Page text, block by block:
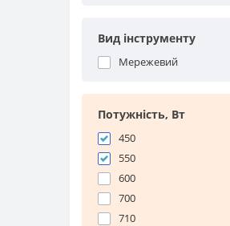
Вид інструменту
Мережевий
Потужність, Вт
450
550
600
700
710